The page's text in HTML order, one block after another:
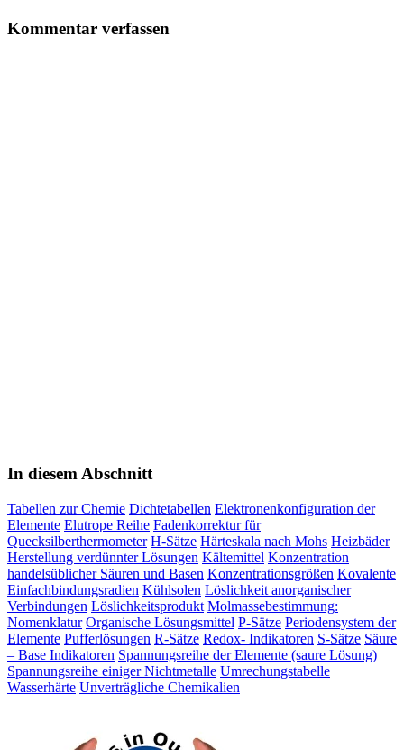
Kommentar verfassen
In diesem Abschnitt
Tabellen zur Chemie Dichtetabellen Elektronenkonfiguration der
Elemente Elutrope Reihe Fadenkorrektur für
Quecksilberthermometer H-Sätze Härteskala nach Mohs Heizbäder
Herstellung verdünnter Lösungen Kältemittel Konzentration
handelsüblicher Säuren und Basen Konzentrationsgrößen Kovalente
Einfachbindungsradien Kühlsolen Löslichkeit anorganischer
Verbindungen Löslichkeitsprodukt Molmassebestimmung:
Nomenklatur Organische Lösungsmittel P-Sätze Periodensystem der
Elemente Pufferlösungen R-Sätze Redox- Indikatoren S-Sätze Säure
– Base Indikatoren Spannungsreihe der Elemente (saure Lösung)
Spannungsreihe einiger Nichtmetalle Umrechungstabelle
Wasserhärte Unverträgliche Chemikalien